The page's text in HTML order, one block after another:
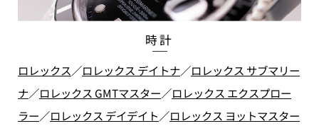
時計
ロレックス／ロレックス デイトナ／ロレックス サブマリー
ナ／ロレックス GMTマスター／ロレックス エクスプロー
ラー／ロレックス デイデイト／ロレックス ヨットマスター